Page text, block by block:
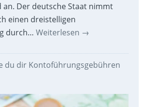
an. Der deutsche Staat nimmt
einen dreistelligen
durch… Weiterlesen →
du dir Kontoführungsgebühren